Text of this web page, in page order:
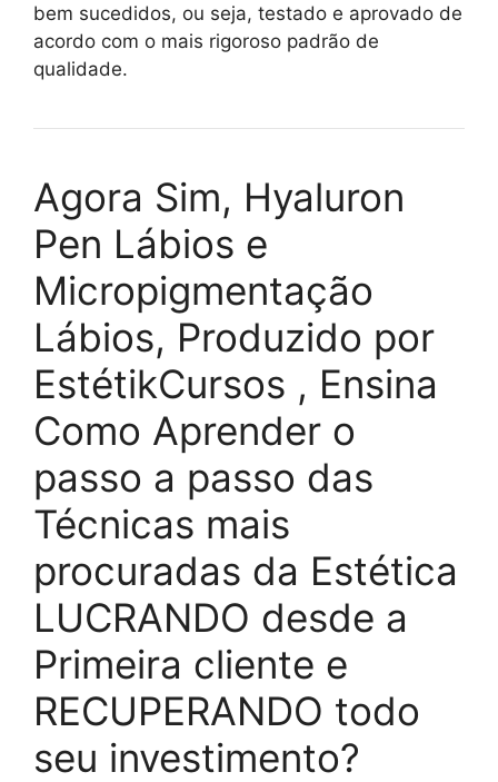
bem sucedidos, ou seja, testado e aprovado de
acordo com o mais rigoroso padrão de
qualidade.
Agora Sim, Hyaluron
Pen Lábios e
Micropigmentação
Lábios, Produzido por
EstétikCursos , Ensina
Como Aprender o
passo a passo das
Técnicas mais
procuradas da Estética
LUCRANDO desde a
Primeira cliente e
RECUPERANDO todo
seu investimento?